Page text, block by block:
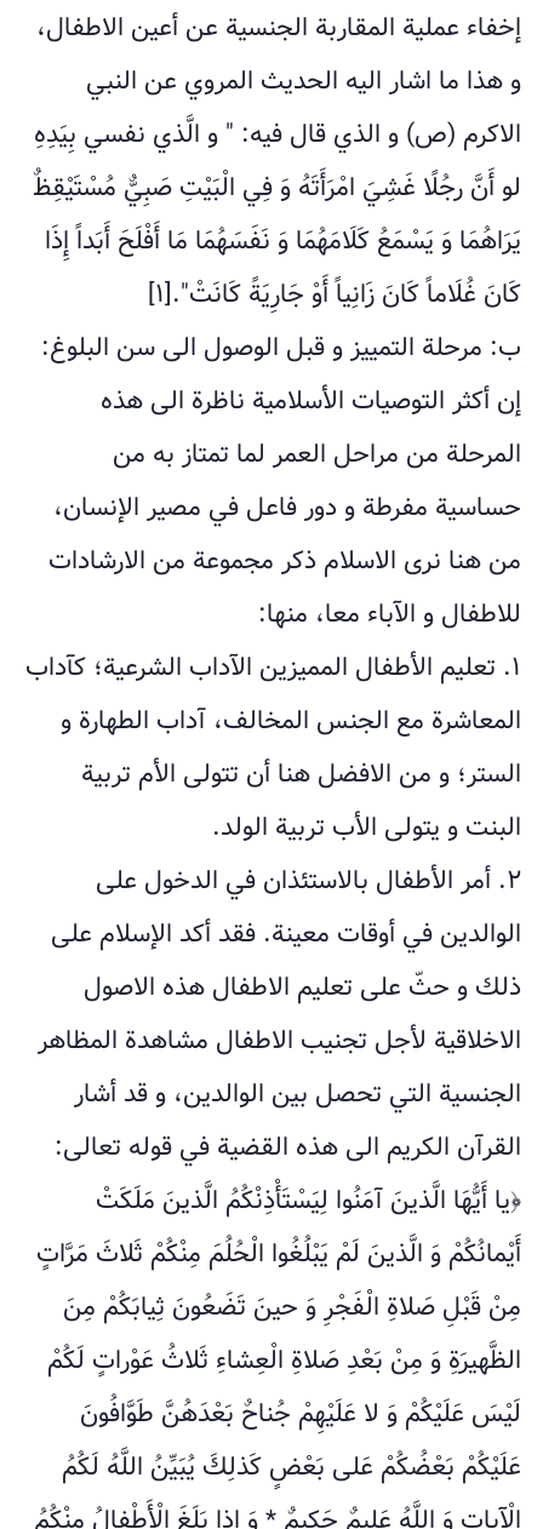
إخفاء عملية المقاربة الجنسية عن أعين الاطفال،
و هذا ما اشار اليه الحديث المروي عن النبي
الاكرم (ص) و الذي قال فيه: " و الَّذي نفسي بِيَدِهِ
لو أَنَّ رجُلًا غَشِيَ امْرَأَتَهُ وَ فِي الْبَيْتِ صَبِيٌّ مُسْتَيْقِظٌ
يَرَاهُمَا وَ يَسْمَعُ كَلَامَهُمَا وَ نَفَسَهُمَا مَا أَفْلَحَ أَبَداً إِذَا
كَانَ غُلَاماً كَانَ زَانِياً أَوْ جَارِيَةً كَانَتْ".[۱]
ب: مرحلة التمييز و قبل الوصول الى سن البلوغ:
إن أكثر التوصيات الأسلامية ناظرة الى هذه
المرحلة من مراحل العمر لما تمتاز به من
حساسية مفرطة و دور فاعل في مصير الإنسان،
من هنا نرى الاسلام ذكر مجموعة من الارشادات
للاطفال و الآباء معا، منها:
۱. تعليم الأطفال المميزين الآداب الشرعية؛ كآداب
المعاشرة مع الجنس المخالف، آداب الطهارة و
الستر؛ و من الافضل هنا أن تتولى الأم تربية
البنت و يتولى الأب تربية الولد.
٢. أمر الأطفال بالاستئذان في الدخول على
الوالدين في أوقات معينة. فقد أكد الإسلام على
ذلك و حثّ على تعليم الاطفال هذه الاصول
الاخلاقية لأجل تجنيب الاطفال مشاهدة المظاهر
الجنسية التي تحصل بين الوالدين، و قد أشار
القرآن الكريم الى هذه القضية في قوله تعالى:
﴿يا أَيُّهَا الَّذينَ آمَنُوا لِيَسْتَأْذِنْكُمُ الَّذينَ مَلَكَتْ
أَيْمانُكُمْ وَ الَّذينَ لَمْ يَبْلُغُوا الْحُلُمَ مِنْكُمْ ثَلاثَ مَرَّاتٍ
مِنْ قَبْلِ صَلاةِ الْفَجْرِ وَ حينَ تَضَعُونَ ثِيابَكُمْ مِنَ
الظَّهيرَةِ وَ مِنْ بَعْدِ صَلاةِ الْعِشاءِ ثَلاثُ عَوْراتٍ لَكُمْ
لَيْسَ عَلَيْكُمْ وَ لا عَلَيْهِمْ جُناحٌ بَعْدَهُنَّ طَوَّافُونَ
عَلَيْكُمْ بَعْضُكُمْ عَلى‏ بَعْضٍ كَذلِكَ يُبَيِّنُ اللَّهُ لَكُمُ